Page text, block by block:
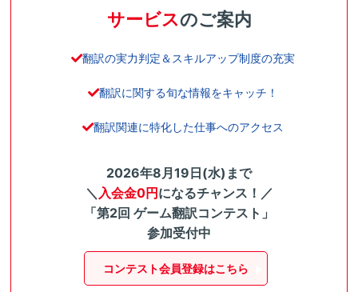
サービスのご案内
翻訳の実力判定＆スキルアップ制度の充実
翻訳に関する旬な情報をキャッチ！
翻訳関連に特化した仕事へのアクセス
2026年8月19日(水)まで
＼ 入会金0円になるチャンス！／
「第2回 ゲーム翻訳コンテスト」
参加受付中
コンテスト会員登録はこちら